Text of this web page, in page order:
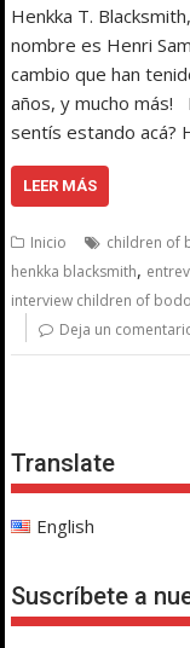
Henkka T.
nombre es Henri
cambio que han
años, y mucho más!
sentís estando acá?
LEER MÁS
Inicio children of
henkka blacksmith,
interview children of
Deja un
Translate
English
Suscríbete a